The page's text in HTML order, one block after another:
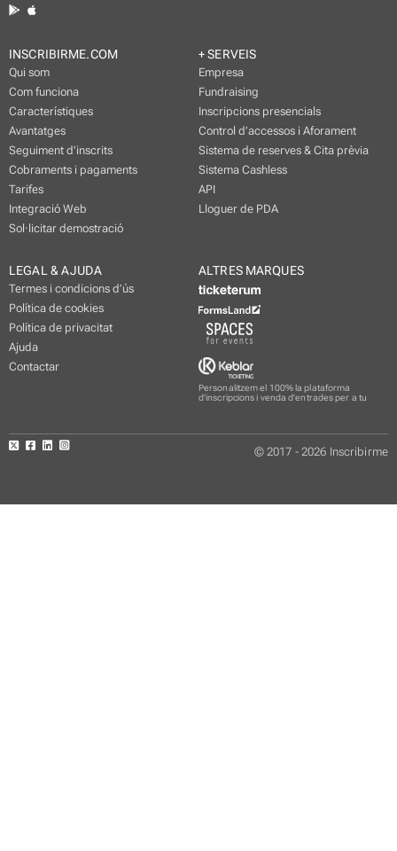
INSCRIBIRME.COM
Qui som
Com funciona
Característiques
Avantatges
Seguiment d’inscrits
Cobraments i pagaments
Tarifes
Integració Web
Sol·licitar demostració
+ SERVEIS
Empresa
Fundraising
Inscripcions presencials
Control d’accessos i Aforament
Sistema de reserves & Cita prèvia
Sistema Cashless
API
Lloguer de PDA
LEGAL & AJUDA
Termes i condicions d’ús
Política de cookies
Política de privacitat
Ajuda
Contactar
ALTRES MARQUES
Personalitzem el 100% la plataforma
d'inscripcions i venda d'entrades per a tu
© 2017 - 2026 Inscribirme